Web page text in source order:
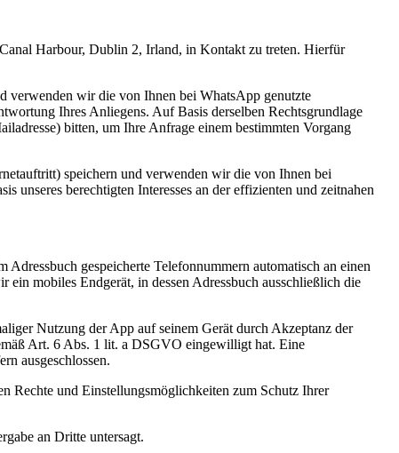
Harbour, Dublin 2, Irland, in Kontakt zu treten. Hierfür
verwenden wir die von Ihnen bei WhatsApp genutzte
Ihres Anliegens. Auf Basis derselben Rechtsgrundlage
bitten, um Ihre Anfrage einem bestimmten Vorgang
speichern und verwenden wir die von Ihnen bei
berechtigten Interesses an der effizienten und zeitnahen
gespeicherte Telefonnummern automatisch an einen
mobiles Endgerät, in dessen Adressbuch ausschließlich die
Nutzung der App auf seinem Gerät durch Akzeptanz der
Art. 6 Abs. 1 lit. a DSGVO eingewilligt hat. Eine
ausgeschlossen.
Rechte und Einstellungsmöglichkeiten zum Schutz Ihrer
an Dritte untersagt.